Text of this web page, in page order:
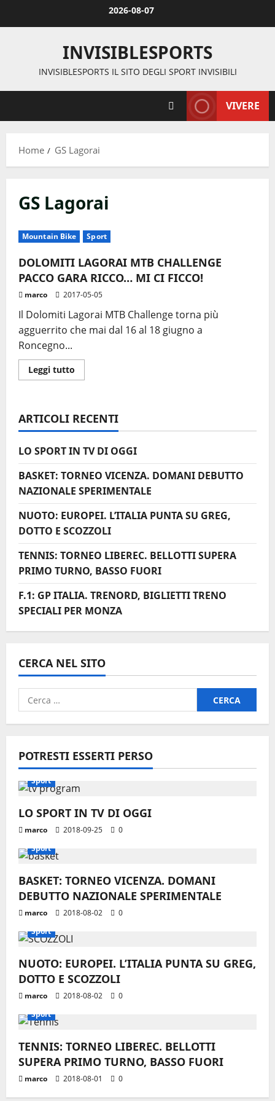
2026-08-07
INVISIBLESPORTS
INVISIBLESPORTS IL SITO DEGLI SPORT INVISIBILI
VIVERE
Home GS Lagorai
GS Lagorai
Mountain Bike Sport
DOLOMITI LAGORAI MTB CHALLENGE
PACCO GARA RICCO… MI CI FICCO!
marco 2017-05-05
Il Dolomiti Lagorai MTB Challenge torna più
agguerrito che mai dal 16 al 18 giugno a
Roncegno...
Leggi tutto
di
LAGORAI
MTB
CHALLENGE
GARA
RICCO…
MI
CI
FICCO!
ARTICOLI RECENTI
LO SPORT IN TV DI OGGI
BASKET: TORNEO VICENZA. DOMANI DEBUTTO
NAZIONALE SPERIMENTALE
NUOTO: EUROPEI. L’ITALIA PUNTA SU GREG,
DOTTO E SCOZZOLI
TENNIS: TORNEO LIBEREC. BELLOTTI SUPERA
PRIMO TURNO, BASSO FUORI
F.1: GP ITALIA. TRENORD, BIGLIETTI TRENO
SPECIALI PER MONZA
CERCA NEL SITO
Ricerca
per:
POTRESTI ESSERTI PERSO
Sport
LO SPORT IN TV DI OGGI
marco 2018-09-25
0
Sport
BASKET: TORNEO VICENZA. DOMANI
DEBUTTO NAZIONALE SPERIMENTALE
marco 2018-08-02
0
Sport
NUOTO: EUROPEI. L’ITALIA PUNTA SU GREG,
DOTTO E SCOZZOLI
marco 2018-08-02
0
Sport
TENNIS: TORNEO LIBEREC. BELLOTTI
SUPERA PRIMO TURNO, BASSO FUORI
marco 2018-08-01 0